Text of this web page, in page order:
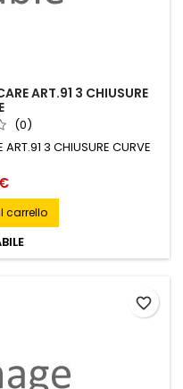
ART.91 3 CHIUSURE
(0)
ART.91 3 CHIUSURE CURVE
carrello
favorite_border